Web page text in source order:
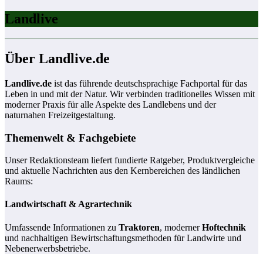
Landlive
Über Landlive.de
Landlive.de ist das führende deutschsprachige Fachportal für das
Leben in und mit der Natur. Wir verbinden traditionelles Wissen mit
moderner Praxis für alle Aspekte des Landlebens und der
naturnahen Freizeitgestaltung.
Themenwelt & Fachgebiete
Unser Redaktionsteam liefert fundierte Ratgeber, Produktvergleiche
und aktuelle Nachrichten aus den Kernbereichen des ländlichen
Raums:
Landwirtschaft & Agrartechnik
Umfassende Informationen zu Traktoren, modernerHoftechnik
und nachhaltigen Bewirtschaftungsmethoden für Landwirte und
Nebenerwerbsbetriebe.